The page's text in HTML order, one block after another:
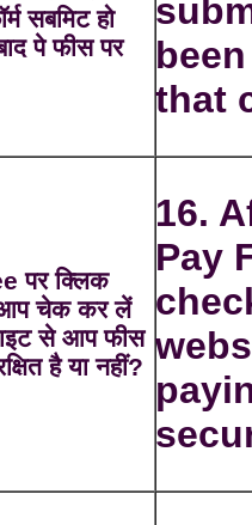
सबमिट हो
पे फीस पर
that
पर क्लिक
चेक कर लें
से आप फीस
है या नहीं?
16.
Pay